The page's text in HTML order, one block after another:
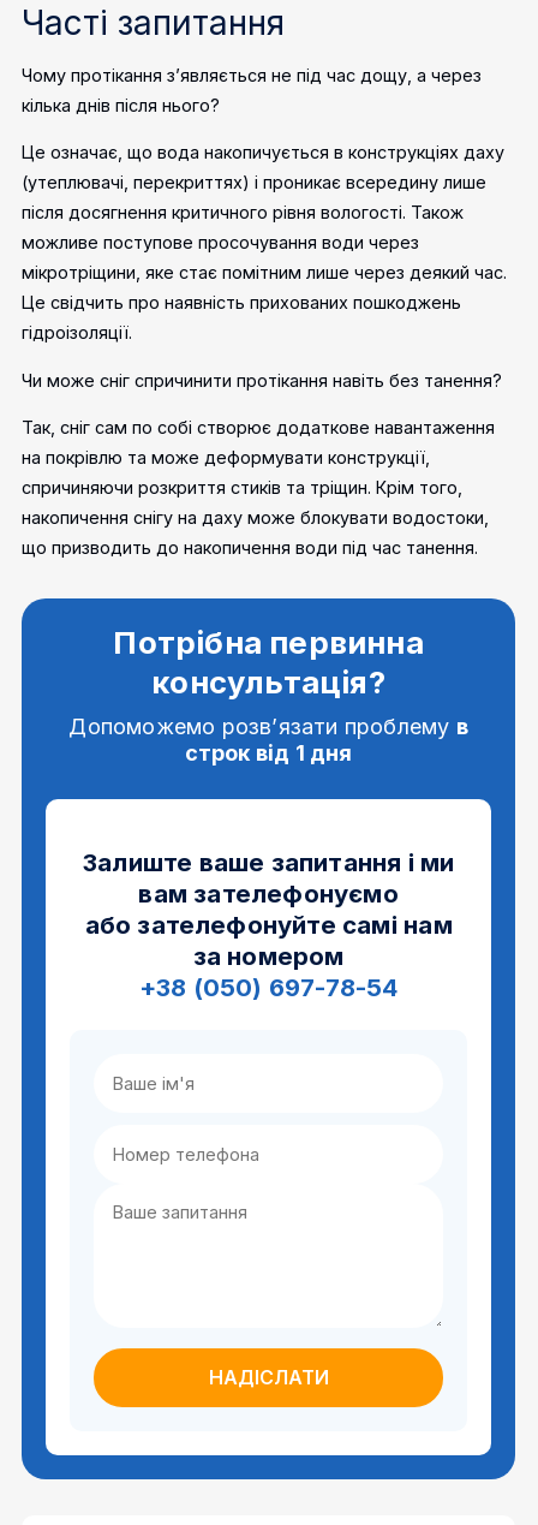
Часті запитання
Чому протікання з’являється не під час дощу, а через
кілька днів після нього?
Це означає, що вода накопичується в конструкціях даху
(утеплювачі, перекриттях) і проникає всередину лише
після досягнення критичного рівня вологості. Також
можливе поступове просочування води через
мікротріщини, яке стає помітним лише через деякий час.
Це свідчить про наявність прихованих пошкоджень
гідроізоляції.
Чи може сніг спричинити протікання навіть без танення?
Так, сніг сам по собі створює додаткове навантаження
на покрівлю та може деформувати конструкції,
спричиняючи розкриття стиків та тріщин. Крім того,
накопичення снігу на даху може блокувати водостоки,
що призводить до накопичення води під час танення.
Потрібна первинна
консультація?
Допоможемо розв’язати проблему в
строк від 1 дня
Залиште ваше запитання і ми
вам зателефонуємо
або зателефонуйте самі нам
за номером
+38 (050) 697-78-54